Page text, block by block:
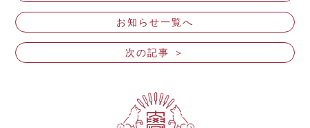
お知らせ一覧へ
次の記事 ＞